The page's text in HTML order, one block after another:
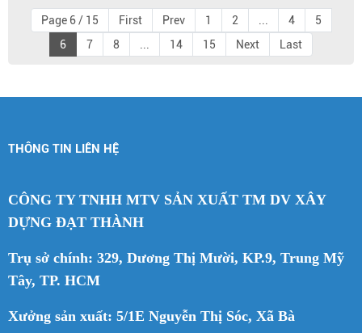
Page 6 / 15 First Prev 1 2 4
5
6
7 8 14 15 Next Last
THÔNG TIN LIÊN HỆ
CÔNG TY TNHH MTV SẢN XUẤT TM DV XÂY
DỰNG ĐẠT THÀNH
Trụ sở chính: 329, Dương Thị Mười, KP.9, Trung Mỹ
Tây, TP. HCM
Xưởng sản xuất: 5/1E Nguyễn Thị Sóc, Xã Bà